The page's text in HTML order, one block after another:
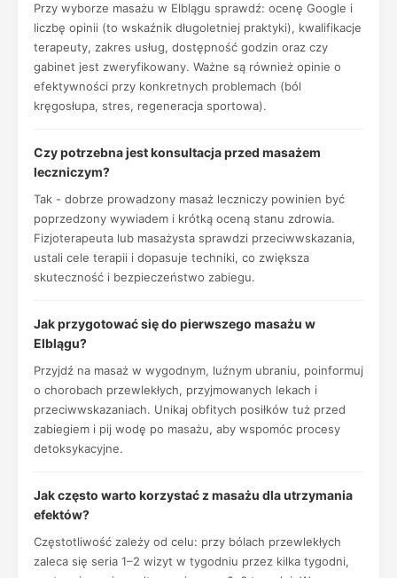
Przy wyborze masażu w Elblągu sprawdź: ocenę Google i
liczbę opinii (to wskaźnik długoletniej praktyki), kwalifikacje
terapeuty, zakres usług, dostępność godzin oraz czy
gabinet jest zweryfikowany. Ważne są również opinie o
efektywności przy konkretnych problemach (ból
kręgosłupa, stres, regeneracja sportowa).
Czy potrzebna jest konsultacja przed masażem
leczniczym?
Tak - dobrze prowadzony masaż leczniczy powinien być
poprzedzony wywiadem i krótką oceną stanu zdrowia.
Fizjoterapeuta lub masażysta sprawdzi przeciwwskazania,
ustali cele terapii i dopasuje techniki, co zwiększa
skuteczność i bezpieczeństwo zabiegu.
Jak przygotować się do pierwszego masażu w
Elblągu?
Przyjdź na masaż w wygodnym, luźnym ubraniu, poinformuj
o chorobach przewlekłych, przyjmowanych lekach i
przeciwwskazaniach. Unikaj obfitych posiłków tuż przed
zabiegiem i pij wodę po masażu, aby wspomóc procesy
detoksykacyjne.
Jak często warto korzystać z masażu dla utrzymania
efektów?
Częstotliwość zależy od celu: przy bólach przewlekłych
zaleca się seria 1–2 wizyt w tygodniu przez kilka tygodni,